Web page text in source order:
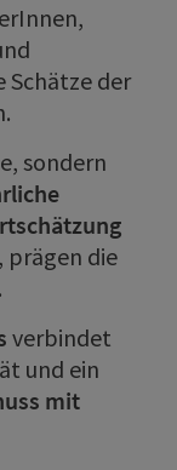
der
sondern
prägen die
verbindet
und ein
mit